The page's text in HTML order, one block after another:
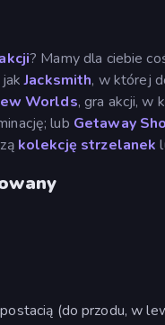
? Mamy dla ciebie
jakJacksmith, w której
Worlds, gra akcji, w
lub Getaway
kolekcję strzelanek
(do przodu, w